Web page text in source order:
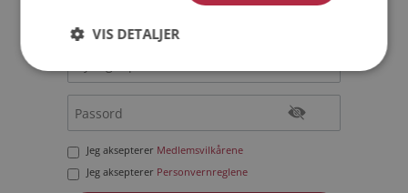
Jeg aksepterer Medlemsvilkårene
Jeg aksepterer Personvernreglene
VIS DETALJER